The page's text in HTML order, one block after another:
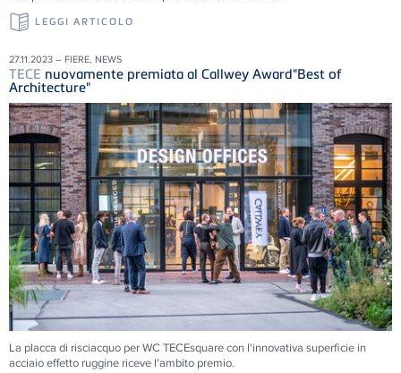
LEGGI ARTICOLO
27.11.2023 – FIERE, NEWS
TECE nuovamente premiata al Callwey Award"Best of
Architecture"
La placca di risciacquo per WC TECEsquare con l'innovativa superficie in
acciaio effetto ruggine riceve l'ambito premio.